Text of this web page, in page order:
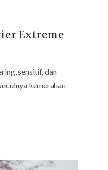
Extreme
sensitif, dan
kemerahan